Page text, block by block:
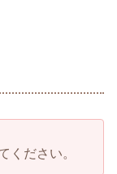
ください。